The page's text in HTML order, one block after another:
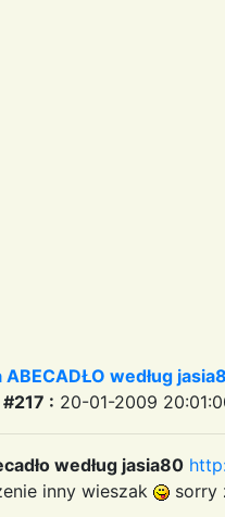
według
: 20-01-2009
według jasia80
inny wieszak
sorry